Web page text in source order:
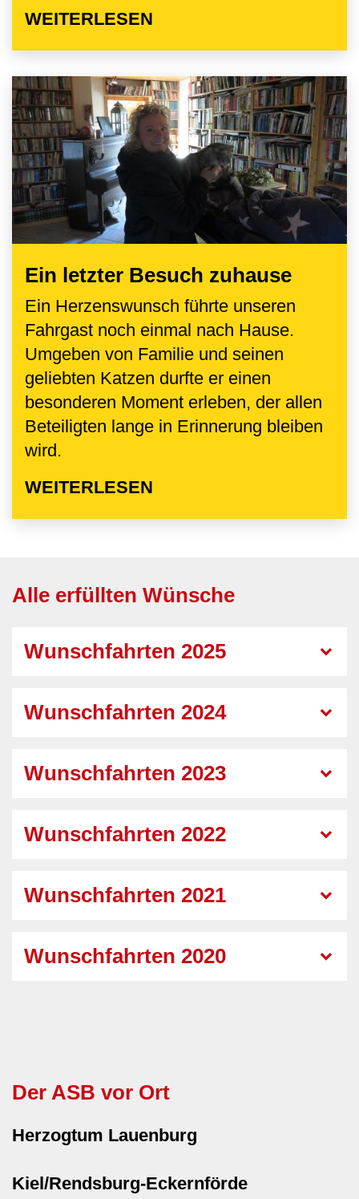
WEITERLESEN
Ein letzter Besuch zuhause
Ein Herzenswunsch führte unseren
Fahrgast noch einmal nach Hause.
Umgeben von Familie und seinen
geliebten Katzen durfte er einen
besonderen Moment erleben, der allen
Beteiligten lange in Erinnerung bleiben
wird.
WEITERLESEN
Alle erfüllten Wünsche
Wunschfahrten 2025
Wunschfahrten 2024
Wunschfahrten 2023
Wunschfahrten 2022
Wunschfahrten 2021
Wunschfahrten 2020
Der ASB vor Ort
Herzogtum Lauenburg
Kiel/Rendsburg-Eckernförde